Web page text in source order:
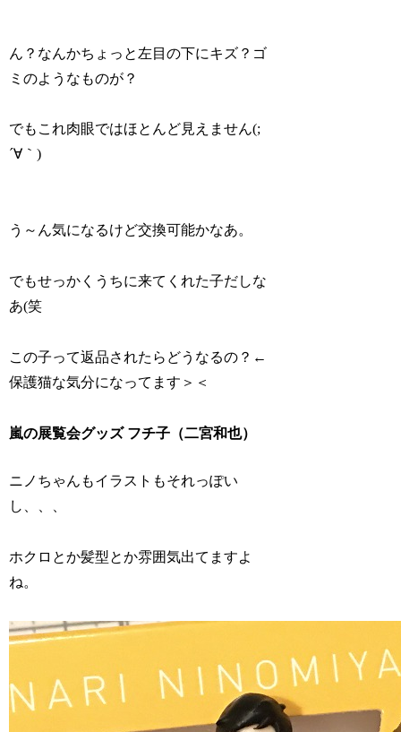
ん？なんかちょっと左目の下にキズ？ゴ
ミのようなものが？
でもこれ肉眼ではほとんど見えません(;
´∀｀)
う～ん気になるけど交換可能かなあ。
でもせっかくうちに来てくれた子だしな
あ(笑
この子って返品されたらどうなるの？←
保護猫な気分になってます＞＜
嵐の展覧会グッズ フチ子（二宮和也）
ニノちゃんもイラストもそれっぽい
し、、、
ホクロとか髪型とか雰囲気出てますよ
ね。